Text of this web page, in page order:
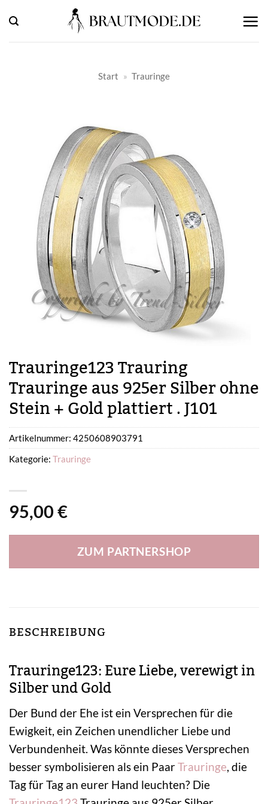
Inhalt
springen
Start » Trauringe
Trauringe123 Trauring
Trauringe aus 925er Silber ohne
Stein + Gold plattiert . J101
95,00 €
ZUM PARTNERSHOP
Artikelnummer: 4250608903791
Kategorie: Trauringe
BESCHREIBUNG
Trauringe123: Eure Liebe, verewigt in
Silber und Gold
Der Bund der Ehe ist ein Versprechen für die
Ewigkeit, ein Zeichen unendlicher Liebe und
Verbundenheit. Was könnte dieses Versprechen
besser symbolisieren als ein PaarTrauringe, die
Tag für Tag an eurer Hand leuchten? Die